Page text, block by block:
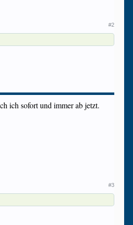
#2
ich sofort und immer ab jetzt.
#3